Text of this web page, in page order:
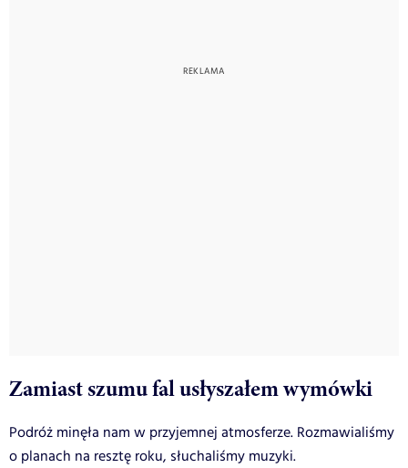
Zamiast szumu fal usłyszałem wymówki
Podróż minęła nam w przyjemnej atmosferze. Rozmawialiśmy
o planach na resztę roku, słuchaliśmy muzyki.